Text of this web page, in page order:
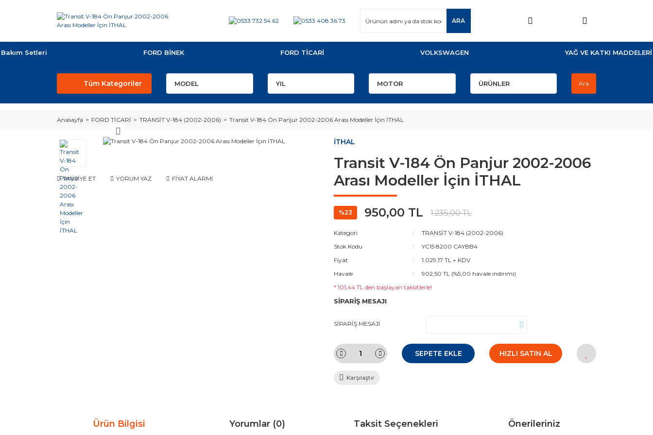
ARA
Bakım Setleri FORD BİNEK FORD TİCARİ VOLKSWAGEN YAĞ VE KATKI MADDELERİ
Tüm Kategoriler Ara
Anasayfa FORD TİCARİ TRANSİT V-184 (2002-2006) Transit V-184 Ön Panjur 2002-2006 Arası Modeller İçin İTHAL
TAVSİYE ET YORUM YAZ FİYAT ALARMI
İTHAL
Transit V-184 Ön Panjur 2002-2006
Arası Modeller İçin İTHAL
%23 950,00 TL 1.235,00 TL
Kategori
TRANSİT V-184 (2002-2006)
Stok Kodu
YC15 8200 CAYBB4
Fiyat
1.029,17 TL + KDV
Havale
902,50 TL (%5,00 havale indirimi)
* 101,44 TL den başlayan taksitlerle!
SİPARİŞ MESAJI
SİPARİŞ MESAJI
SEPETE EKLE HIZLI SATIN AL
Karşılaştır
Ürün Bilgisi Yorumlar (0) Taksit Seçenekleri Önerileriniz